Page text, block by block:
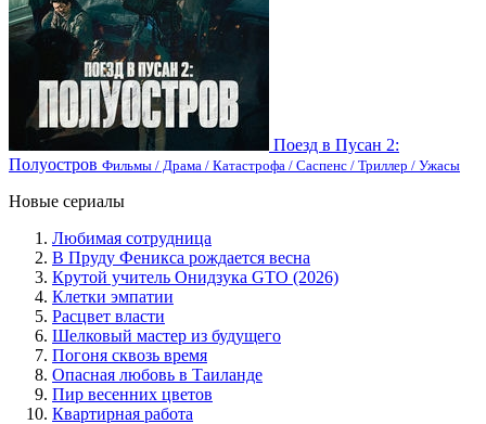
Поезд в Пусан 2:
Полуостров Фильмы / Драма / Катастрофа / Саспенс / Триллер / Ужасы
Новые сериалы
Любимая сотрудница
В Пруду Феникса рождается весна
Крутой учитель Онидзука GTO (2026)
Клетки эмпатии
Расцвет власти
Шелковый мастер из будущего
Погоня сквозь время
Опасная любовь в Таиланде
Пир весенних цветов
Квартирная работа